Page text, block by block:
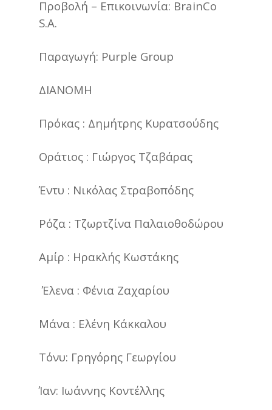
Προβολή – Επικοινωνία: BrainCo
S.A.
Παραγωγή: Purple Group
ΔΙΑΝΟΜΗ
Πρόκας : Δημήτρης Κυρατσούδης
Οράτιος : Γιώργος Τζαβάρας
Έντυ : Νικόλας Στραβοπόδης
Ρόζα : Τζωρτζίνα Παλαιοθοδώρου
Αμίρ : Ηρακλής Κωστάκης
Έλενα : Φένια Ζαχαρίου
Μάνα : Ελένη Κάκκαλου
Τόνυ: Γρηγόρης Γεωργίου
Ίαν: Ιωάννης Κοντέλλης